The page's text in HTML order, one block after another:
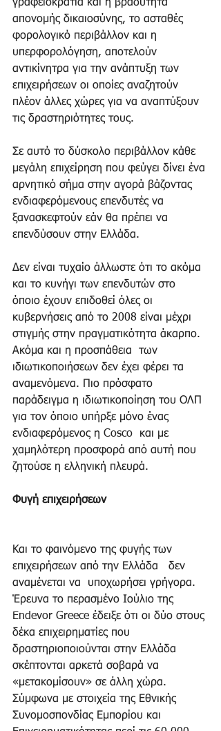
γραφειοκρατία και η βραδύτητα
απονομής δικαιοσύνης, το ασταθές
φορολογικό περιβάλλον και η
υπερφορολόγηση, αποτελούν
αντικίνητρα για την ανάπτυξη των
επιχειρήσεων οι οποίες αναζητούν
πλέον άλλες χώρες για να αναπτύξουν
τις δραστηριότητες τους.
Σε αυτό το δύσκολο περιβάλλον κάθε
μεγάλη επιχείρηση που φεύγει δίνει ένα
αρνητικό σήμα στην αγορά βάζοντας
ενδιαφερόμενους επενδυτές να
ξανασκεφτούν εάν θα πρέπει να
επενδύσουν στην Ελλάδα.
Δεν είναι τυχαίο άλλωστε ότι το ακόμα
και το κυνήγι των επενδυτών στο
όποιο έχουν επιδοθεί όλες οι
κυβερνήσεις από το 2008 είναι μέχρι
στιγμής στην πραγματικότητα άκαρπο.
Ακόμα και η προσπάθεια  των
ιδιωτικοποιήσεων δεν έχει φέρει τα
αναμενόμενα. Πιο πρόσφατο
παράδειγμα η ιδιωτικοποίηση του ΟΛΠ
για τον όποιο υπήρξε μόνο ένας
ενδιαφερόμενος η Cosco  και με
χαμηλότερη προσφορά από αυτή που
ζητούσε η ελληνική πλευρά.
Φυγή επιχειρήσεων
Και το φαινόμενο της φυγής των
επιχειρήσεων από την Ελλάδα   δεν
αναμένεται να  υποχωρήσει γρήγορα.
Έρευνα το περασμένο Ιούλιο της
Endevor Greece έδειξε ότι οι δύο στους
δέκα επιχειρηματίες που
δραστηριοποιούνται στην Ελλάδα
σκέπτονται αρκετά σοβαρά να
«μετακομίσουν» σε άλλη χώρα.
Σύμφωνα με στοιχεία της Εθνικής
Συνομοσπονδίας Εμπορίου και